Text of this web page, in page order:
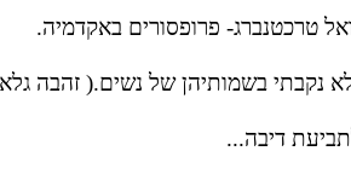
טרכטנברג- פרופסורים באקדמיה.
נקבתי בשמותיהן של נשים.( זהבה
דיבה...